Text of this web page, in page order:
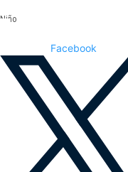
Niño
Facebook